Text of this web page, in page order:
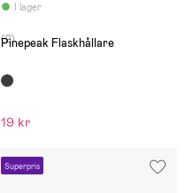
I lager
(2)
Pinepeak Flaskhållare
19 kr
Superpris